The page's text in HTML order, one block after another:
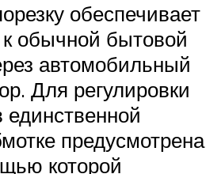
обеспечивает
обычной бытовой
автомобильный
Для регулировки
предусмотрена
которой